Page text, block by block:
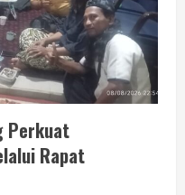
Perkuat
Rapat